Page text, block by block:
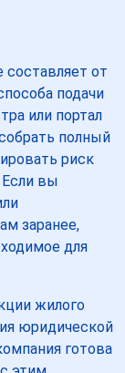
составляет от
подачи
или портал
полный
риск
Если вы
заранее,
для
жилого
юридической
готова